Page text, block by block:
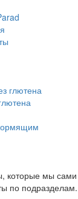
глютена
которые мы
по